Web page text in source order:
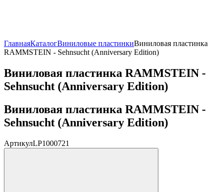
ГлавнаяКаталогВиниловые пластинкиВиниловая пластинка
RAMMSTEIN - Sehnsucht (Anniversary Edition)
Виниловая пластинка RAMMSTEIN -
Sehnsucht (Anniversary Edition)
Виниловая пластинка RAMMSTEIN -
Sehnsucht (Anniversary Edition)
АртикулLP1000721